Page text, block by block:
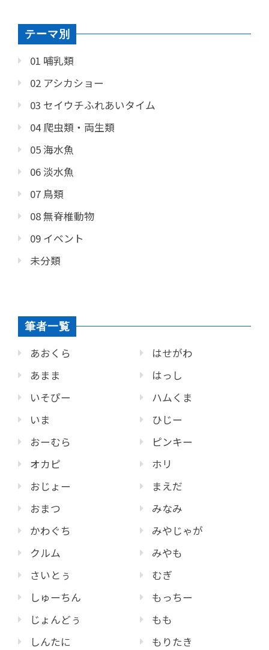
テーマ別
01 哺乳類
02 アシカショー
03 セイウチふれあいタイム
04 爬虫類・両生類
05 海水魚
06 淡水魚
07 鳥類
08 無脊椎動物
09 イベント
未分類
筆者一覧
あおくら
あまま
いそぴー
いま
おーむら
オカピ
おじょー
おまつ
かわぐち
クルム
さいとぅ
しゅーちん
じょんどぅ
しんたに
はせがわ
はっし
ハムくま
ひじー
ピンキー
ホリ
まえだ
みなみ
みやじゃが
みやも
むぎ
もっちー
もも
もりたき